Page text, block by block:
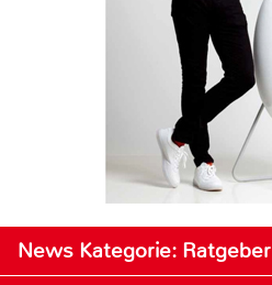
News Kategorie: Ratgeber